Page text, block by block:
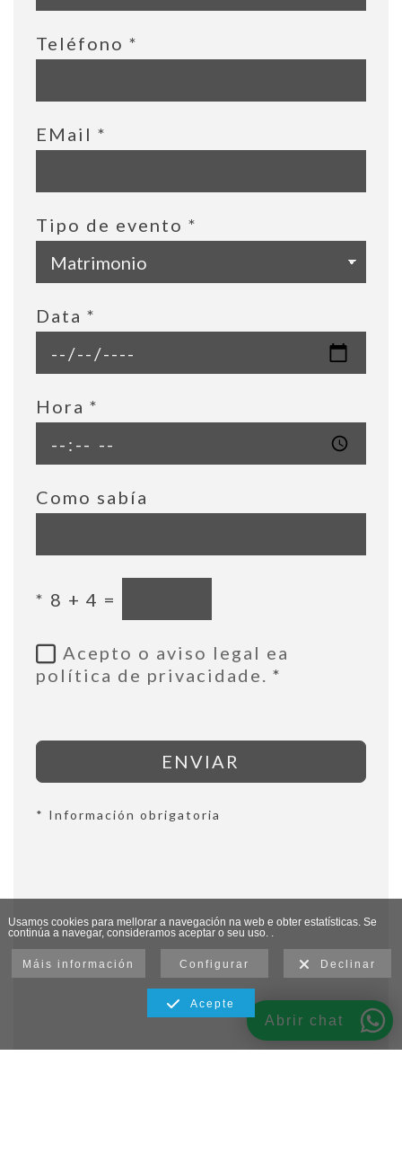
Teléfono *
EMail *
Tipo de evento *
Data *
Hora *
Como sabía
* 8 + 4 =
Acepto o aviso legal ea
política de privacidade. *
ENVIAR
* Información obrigatoria
Usamos cookies para mellorar a navegación na web e obter estatísticas. Se
continúa a navegar, consideramos aceptar o seu uso. .
Máis información Configurar Declinar
Acepte
Abrir chat